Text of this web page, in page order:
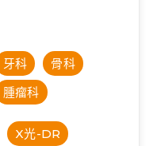
牙科
骨科
腫瘤科
X光-DR